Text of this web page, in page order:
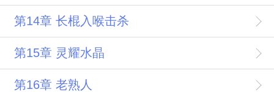
第14章 长棍入喉击杀
第15章 灵耀水晶
第16章 老熟人